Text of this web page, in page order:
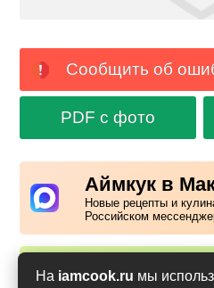
На iamcook.ru мы
Сообщить об
PDF с фото
Аймкук в
Новые рецепты и
Российском
Надоела